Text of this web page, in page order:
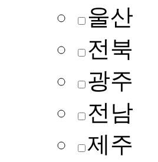
울산
전북
광주
전남
제주